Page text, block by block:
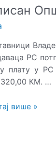
РС
плату у
320,00 КМ. …
више »